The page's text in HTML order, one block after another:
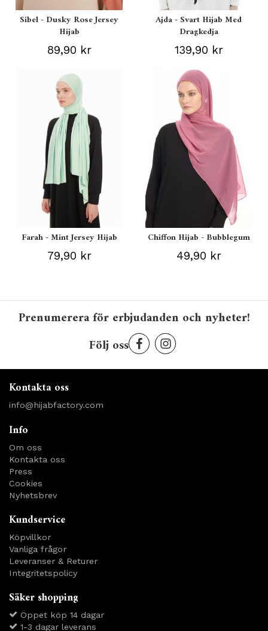
Sibel - Dusky Rose Jersey
Hijab
89,90 kr
Ajda - Svart Hijab Med
Dragkedja
139,90 kr
Farah - Mint Jersey Hijab
79,90 kr
Chiffon Hijab - Bubblegum
49,90 kr
Prenumerera för erbjudanden och nyheter!
Följ oss
Kontakta oss
info@hijabfactory.com
Info
Om oss
Kontakta oss
Press
Cookies
Nyhetsbrev
Kundservice
Köpvillkor
Vanliga frågor
Leveranser & Returer
Integritetspolicy
Säker shopping
Öppet köp 14 dagar
1-3 dagar leverans